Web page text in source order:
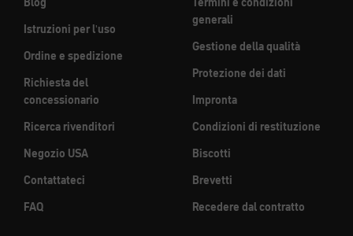
Istruzioni per l'uso
Ordine e spedizione
Richiesta del
concessionario
Ricerca rivenditori
Negozio USA
Contattateci
FAQ
generali
Gestione della qualità
Protezione dei dati
Impronta
Condizioni di restituzione
Biscotti
Brevetti
Recedere dal contratto